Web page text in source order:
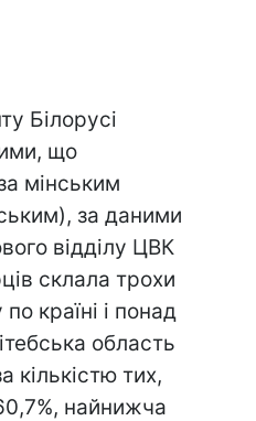
Білорусі
що
мінським
за даними
відділу ЦВК
склала трохи
країні і понад
область
кількістю тих,
найнижча